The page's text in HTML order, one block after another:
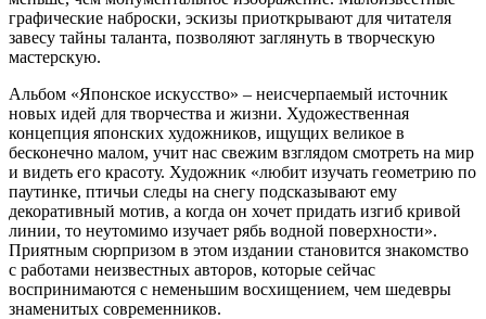
графические наброски, эскизы приоткрывают для читателя
завесу тайны таланта, позволяют заглянуть в творческую
мастерскую.
Альбом «Японское искусство» – неисчерпаемый источник
новых идей для творчества и жизни. Художественная
концепция японских художников, ищущих великое в
бесконечно малом, учит нас свежим взглядом смотреть на мир
и видеть его красоту. Художник «любит изучать геометрию по
паутинке, птичьи следы на снегу подсказывают ему
декоративный мотив, а когда он хочет придать изгиб кривой
линии, то неутомимо изучает рябь водной поверхности».
Приятным сюрпризом в этом издании становится знакомство
с работами неизвестных авторов, которые сейчас
воспринимаются с неменьшим восхищением, чем шедевры
знаменитых современников.